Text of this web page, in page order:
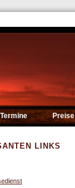
Termine Preise
LINKS